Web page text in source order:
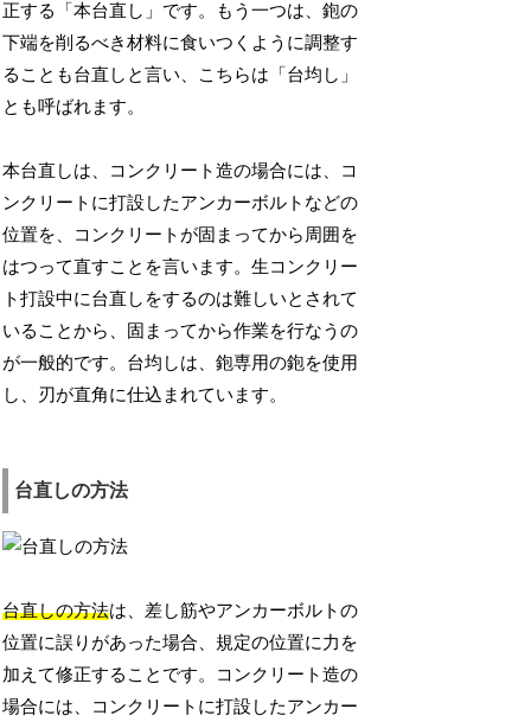
正する「本台直し」です。もう一つは、鉋の
下端を削るべき材料に食いつくように調整す
ることも台直しと言い、こちらは「台均し」
とも呼ばれます。
本台直しは、コンクリート造の場合には、コ
ンクリートに打設したアンカーボルトなどの
位置を、コンクリートが固まってから周囲を
はつって直すことを言います。生コンクリー
ト打設中に台直しをするのは難しいとされて
いることから、固まってから作業を行なうの
が一般的です。台均しは、鉋専用の鉋を使用
し、刃が直角に仕込まれています。
台直しの方法
台直しの方法は、差し筋やアンカーボルトの
位置に誤りがあった場合、規定の位置に力を
加えて修正することです。コンクリート造の
場合には、コンクリートに打設したアンカー